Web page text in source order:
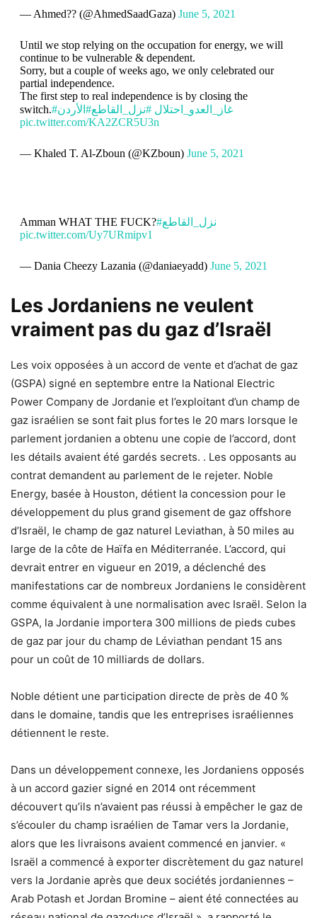
— Ahmed?? (@AhmedSaadGaza) June 5, 2021
Until we stop relying on the occupation for energy, we will
continue to be vulnerable & dependent.
Sorry, but a couple of weeks ago, we only celebrated our
partial independence.
The first step to real independence is by closing the
switch.
#غاز_العدو_احتلال #نزل_القاطع#الأردن
pic.twitter.com/KA2ZCR5U3n
— Khaled T. Al-Zboun (@KZboun) June 5, 2021
Amman WHAT THE FUCK? #نزل_القاطع
pic.twitter.com/Uy7URmipv1
— Dania Cheezy Lazania (@daniaeyadd) June 5, 2021
Les Jordaniens ne veulent
vraiment pas du gaz d’Israël
Les voix opposées à un accord de vente et d’achat de gaz
(GSPA) signé en septembre entre la National Electric
Power Company de Jordanie et l’exploitant d’un champ de
gaz israélien se sont fait plus fortes le 20 mars lorsque le
parlement jordanien a obtenu une copie de l’accord, dont
les détails avaient été gardés secrets. . Les opposants au
contrat demandent au parlement de le rejeter. Noble
Energy, basée à Houston, détient la concession pour le
développement du plus grand gisement de gaz offshore
d’Israël, le champ de gaz naturel Leviathan, à 50 miles au
large de la côte de Haïfa en Méditerranée. L’accord, qui
devrait entrer en vigueur en 2019, a déclenché des
manifestations car de nombreux Jordaniens le considèrent
comme équivalent à une normalisation avec Israël. Selon la
GSPA, la Jordanie importera 300 millions de pieds cubes
de gaz par jour du champ de Léviathan pendant 15 ans
pour un coût de 10 milliards de dollars.
Noble détient une participation directe de près de 40 %
dans le domaine, tandis que les entreprises israéliennes
détiennent le reste.
Dans un développement connexe, les Jordaniens opposés
à un accord gazier signé en 2014 ont récemment
découvert qu’ils n’avaient pas réussi à empêcher le gaz de
s’écouler du champ israélien de Tamar vers la Jordanie,
alors que les livraisons avaient commencé en janvier. «
Israël a commencé à exporter discrètement du gaz naturel
vers la Jordanie après que deux sociétés jordaniennes –
Arab Potash et Jordan Bromine – aient été connectées au